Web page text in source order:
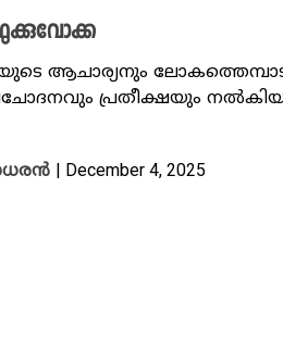
ആചാര്യനും
പ്രതീക്ഷയും
| December 4, 2025